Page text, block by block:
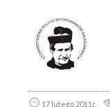
17 lutego 2011r.